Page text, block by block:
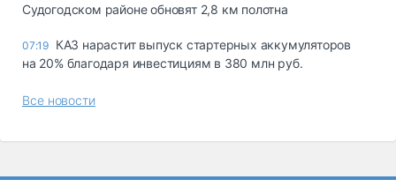
Судогодском районе обновят 2,8 км полотна
07:19 КАЗ нарастит выпуск стартерных аккумуляторов
на 20% благодаря инвестициям в 380 млн руб.
Все новости